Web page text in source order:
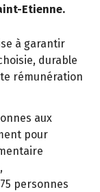
Etienne.
à garantir
durable
rémunération
aux
pour
personnes